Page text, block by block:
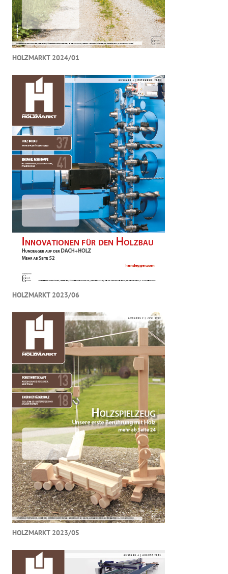
HOLZMARKT 2024/01
HOLZMARKT 2023/06
HOLZMARKT 2023/05